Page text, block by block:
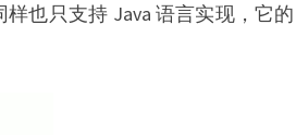
也只支持 Java 语言实现，它的